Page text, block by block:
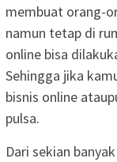
membuat orang-
namun tetap di
online bisa
Sehingga jika
bisnis online
pulsa.
Dari sekian